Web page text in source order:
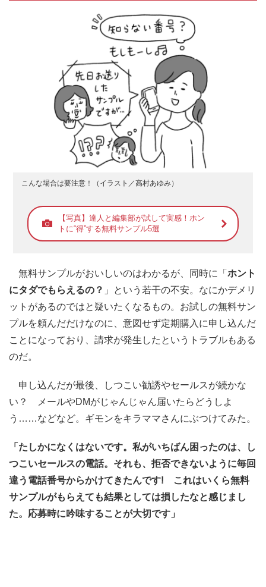
こんな場合は要注意！（イラスト／高村あゆみ）
【写真】達人と編集部が試して実感！ホン
トに“得”する無料サンプル5選
無料サンプルがおいしいのはわかるが、同時に「 ホント
にタダでもらえるの？ 」という若干の不安。なにかデメリ
ットがあるのではと疑いたくなるもの。お試しの無料サン
プルを頼んだだけなのに、意図せず定期購入に申し込んだ
ことになっており、請求が発生したというトラブルもある
のだ。
申し込んだが最後、しつこい勧誘やセールスが続かな
い？ メールやDMがじゃんじゃん届いたらどうしよ
う……などなど。ギモンをキラママさんにぶつけてみた。
「たしかになくはないです。私がいちばん困ったのは、し
つこいセールスの電話。それも、拒否できないように毎回
違う電話番号からかけてきたんです! これはいくら無料
サンプルがもらえても結果としては損したなと感じまし
た。応募時に吟味することが大切です」